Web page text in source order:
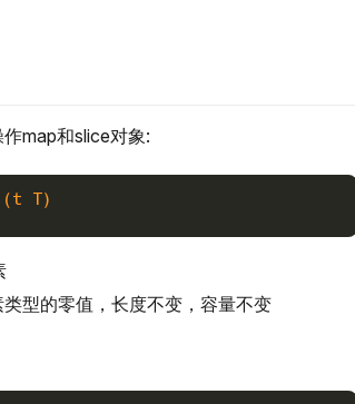
map和slice对象:
(t T)
型的零值，长度不变，容量不变